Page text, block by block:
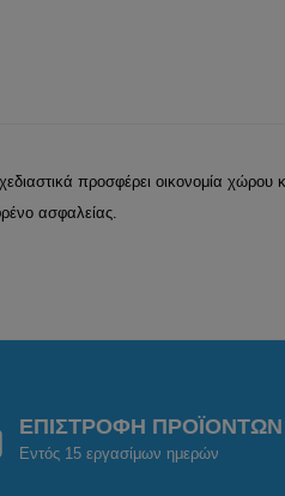
προσφέρει οικονομία χώρου
ασφαλείας.
ΕΠΙΣΤΡΟΦΗ ΠΡΟΪΟΝΤΩΝ
Εντός 15 εργασίμων ημερών